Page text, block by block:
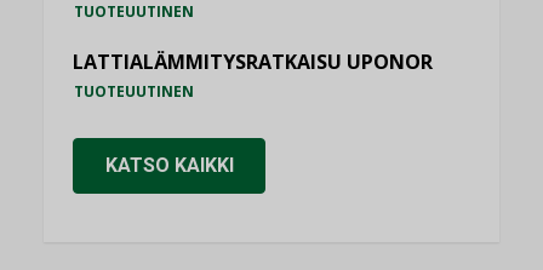
TUOTEUUTINEN
LATTIALÄMMITYSRATKAISU UPONOR
TUOTEUUTINEN
KATSO KAIKKI